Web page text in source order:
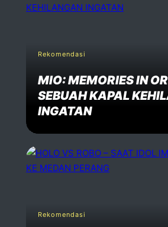
Rekomendasi
MIO: MEMORIES IN
SEBUAH KAPAL
INGATAN
Rekomendasi